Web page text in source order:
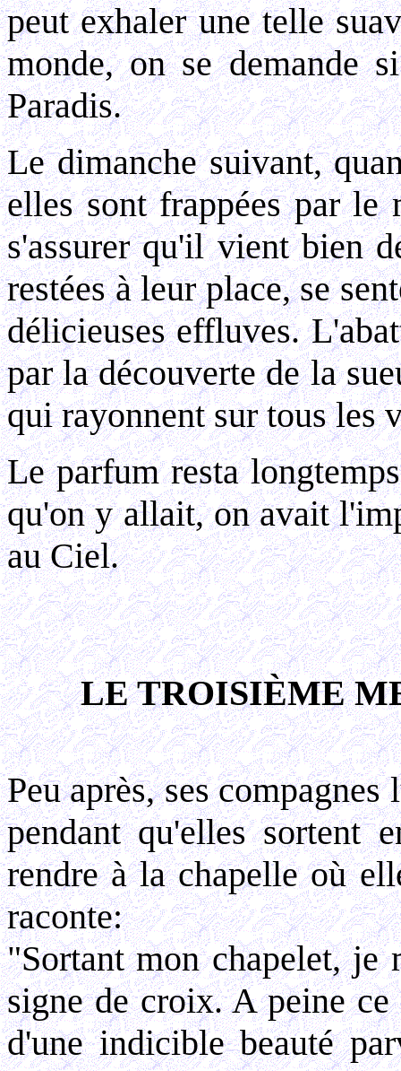
peut exhaler une telle
monde, on se demande
Paradis.
Le dimanche suivant,
elles sont frappées par le
s'assurer qu'il vient bien
restées à leur place, se
délicieuses effluves.
par la découverte de la
qui rayonnent sur tous les
Le parfum resta
qu'on y allait, on avait
au Ciel.
LE TROISIÈME
Peu après, ses
pendant qu'elles sortent
rendre à la chapelle où
raconte:
"Sortant mon chapelet,
signe de croix. A peine
d'une indicible beauté